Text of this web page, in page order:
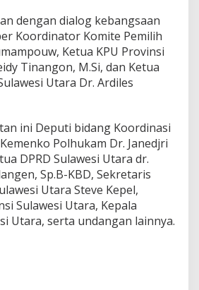
dengan dialog kebangsaan
Koordinator Komite Pemilih
Ketua KPU Provinsi
Tinangon, M.Si, dan Ketua
Utara Dr. Ardiles
ini Deputi bidang Koordinasi
Polhukam Dr. Janedjri
DPRD Sulawesi Utara dr.
Sp.B-KBD, Sekretaris
Utara Steve Kepel,
Sulawesi Utara, Kepala
Utara, serta undangan lainnya.